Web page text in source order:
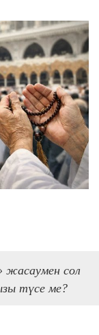
жасаумен сол
түсе ме?